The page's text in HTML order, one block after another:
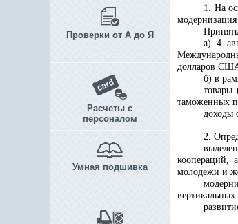
Проверки от А до Я
Расчеты с
персоналом
Умная подшивка
1. На
модернизация
а) 4
долларов
б) в
товары
таможенных
доходы
2.
коопераций,
молодежи и